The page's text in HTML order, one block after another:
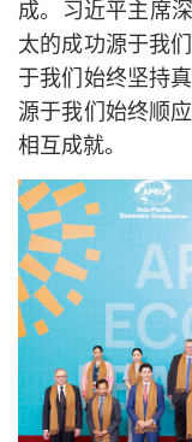
成。习近平主席
太的成功源于我
于我们始终坚持
源于我们始终顺
相互成就。